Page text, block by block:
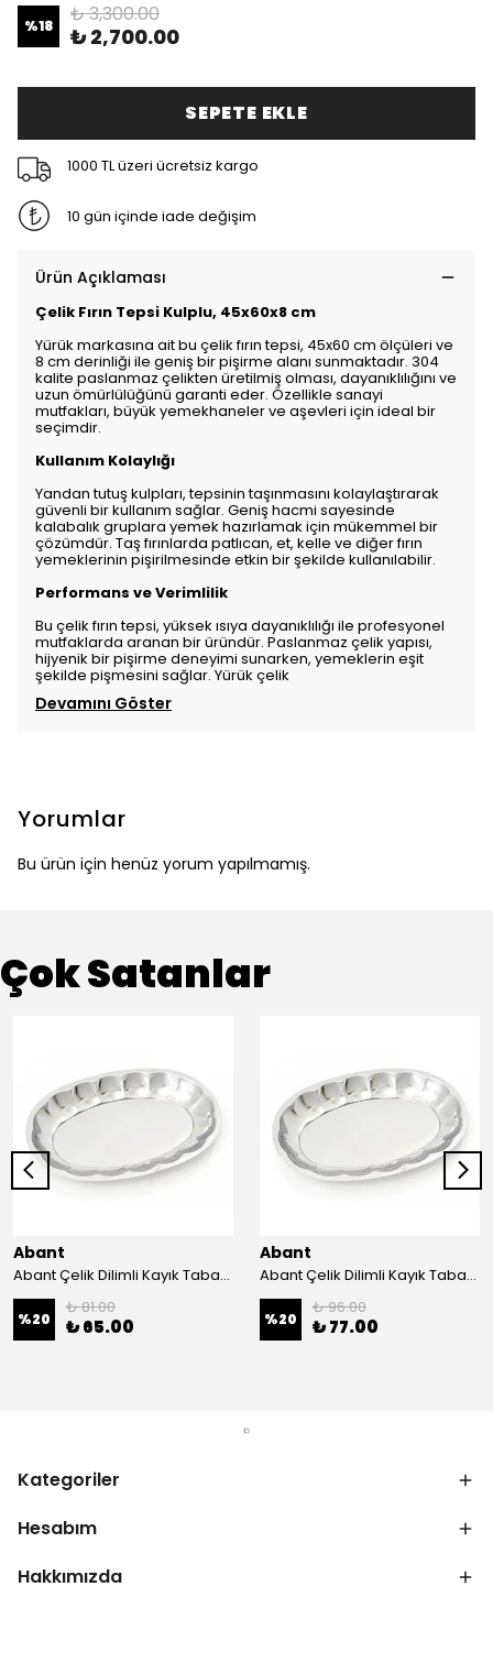
%18 ₺ 3,300.00
₺ 2,700.00
SEPETE EKLE
1000 TL üzeri ücretsiz kargo
10 gün içinde iade değişim
Ürün Açıklaması
Çelik Fırın Tepsi Kulplu, 45x60x8 cm
Yürük markasına ait bu çelik fırın tepsi, 45x60 cm ölçüleri ve
8 cm derinliği ile geniş bir pişirme alanı sunmaktadır. 304
kalite paslanmaz çelikten üretilmiş olması, dayanıklılığını ve
uzun ömürlülüğünü garanti eder. Özellikle sanayi
mutfakları, büyük yemekhaneler ve aşevleri için ideal bir
seçimdir.
Kullanım Kolaylığı
Yandan tutuş kulpları, tepsinin taşınmasını kolaylaştırarak
güvenli bir kullanım sağlar. Geniş hacmi sayesinde
kalabalık gruplara yemek hazırlamak için mükemmel bir
çözümdür. Taş fırınlarda patlıcan, et, kelle ve diğer fırın
yemeklerinin pişirilmesinde etkin bir şekilde kullanılabilir.
Performans ve Verimlilik
Bu çelik fırın tepsi, yüksek ısıya dayanıklılığı ile profesyonel
mutfaklarda aranan bir üründür. Paslanmaz çelik yapısı,
hijyenik bir pişirme deneyimi sunarken, yemeklerin eşit
şekilde pişmesini sağlar. Yürük çelik
Devamını Göster
Yorumlar
Bu ürün için henüz yorum yapılmamış.
Çok Satanlar
Abant
Abant Çelik Dilimli Kayık Tabak No:1 ; 14x21 cm.
%20
₺ 81.00
₺ 65.00
Abant
Abant Çelik Dilimli Kayık Tabak No:2 ; 16,5x24,5 cm.
%20
₺ 96.00
₺ 77.00
Kategoriler
Hesabım
Hakkımızda